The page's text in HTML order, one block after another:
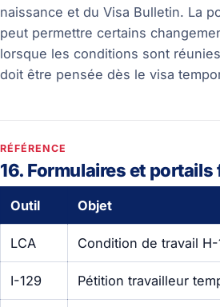
naissance et du Visa Bulletin. La
peut permettre certains
lorsque les conditions sont
doit être pensée dès le visa
RÉFÉRENCE
16. Formulaires et
Outil Objet
LCA Condition de travail H-
I-129 Pétition travailleur